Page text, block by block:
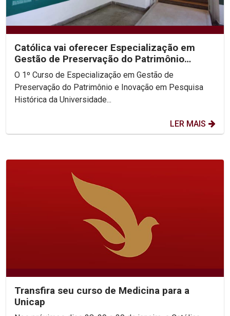
Católica vai oferecer Especialização em
Gestão de Preservação do Patrimônio
Histórico
O 1º Curso de Especialização em Gestão de
Preservação do Patrimônio e Inovação em Pesquisa
Histórica da Universidade...
LER MAIS
Transfira seu curso de Medicina para a
Unicap